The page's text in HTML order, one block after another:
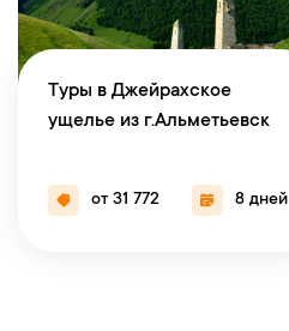
Туры в Джейрахское
ущелье из г.Альметьевск
от 31 772 8 дней